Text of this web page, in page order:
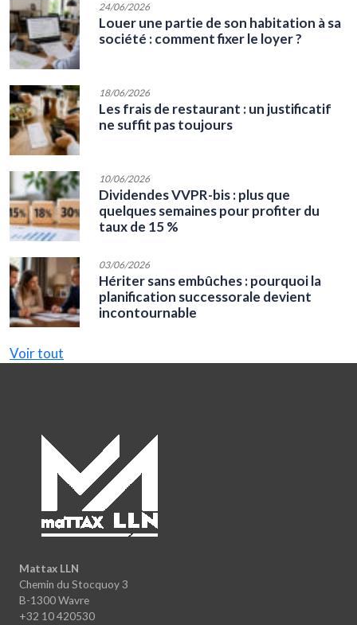
24/06/2026
Louer une partie de son habitation à sa
société : comment fixer le loyer ?
18/06/2026
Les frais de restaurant : un justificatif
ne suffit pas toujours
10/06/2026
Dividendes VVPR-bis : plus que
quelques semaines pour profiter du
taux de 15 %
03/06/2026
Hériter sans embûches : pourquoi la
planification successorale devient
incontournable
Voir tout
Mattax LLN
Chemin du Stocquoy 3
B-1300 Wavre
+32 10 420530